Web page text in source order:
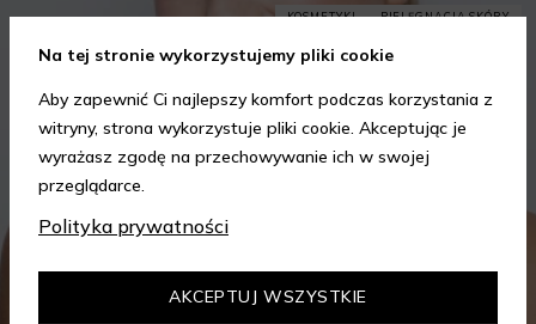
KOSMETYKI PIELĘGNACJA SKÓRY
Na tej stronie wykorzystujemy pliki cookie
Aby zapewnić Ci najlepszy komfort podczas korzystania z
witryny, strona wykorzystuje pliki cookie. Akceptując je
wyrażasz zgodę na przechowywanie ich w swojej
przeglądarce.
Polityka prywatności
AKCEPTUJ WSZYSTKIE